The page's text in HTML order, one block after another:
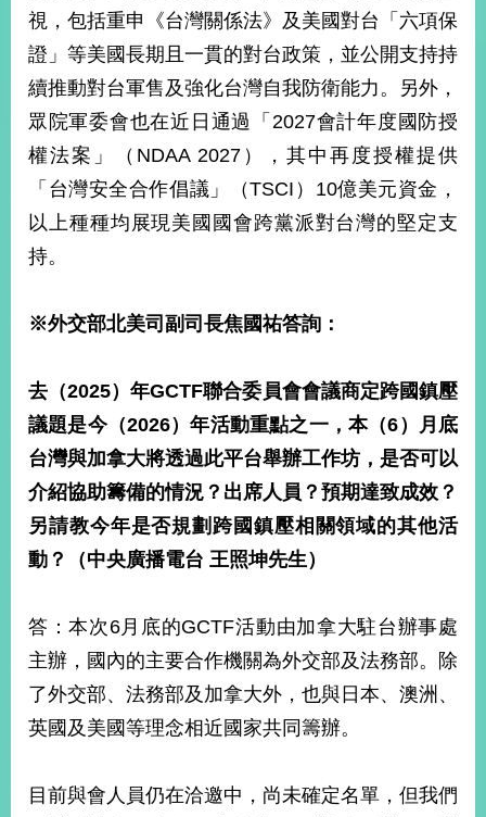
區
國
際
播
政
資
訊
公
服
務
本
部
相
關
網
站
部
長
信
箱
粉
絲
專
頁
視，包括重申《台灣關係法》及美國對台「六項保
證」等美國長期且一貫的對台政策，並公開支持持
續推動對台軍售及強化台灣自我防衛能力。另外，
眾院軍委會也在近日通過「2027會計年度國防授
權法案」（NDAA 2027），其中再度授權提供
「台灣安全合作倡議」（TSCI）10億美元資金，
以上種種均展現美國國會跨黨派對台灣的堅定支
持。
※外交部北美司副司長焦國祐答詢：
去（2025）年GCTF聯合委員會會議商定跨國鎮壓
議題是今（2026）年活動重點之一，本（6）月底
台灣與加拿大將透過此平台舉辦工作坊，是否可以
介紹協助籌備的情況？出席人員？預期達致成效？
另請教今年是否規劃跨國鎮壓相關領域的其他活
動？（中央廣播電台 王照坤先生）
答：本次6月底的GCTF活動由加拿大駐台辦事處
主辦，國內的主要合作機關為外交部及法務部。除
了外交部、法務部及加拿大外，也與日本、澳洲、
英國及美國等理念相近國家共同籌辦。
目前與會人員仍在洽邀中，尚未確定名單，但我們